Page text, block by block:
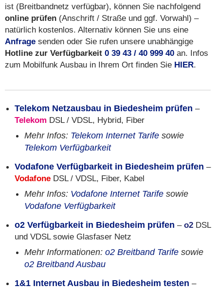
ist (Breitbandnetz verfügbar), können Sie nachfolgend
online prüfen (Anschrift / Straße und ggf. Vorwahl) –
natürlich kostenlos. Alternativ können Sie uns eine
Anfrage senden oder Sie rufen unsere unabhängige
Hotline zur Verfügbarkeit 0 39 43 / 40 999 40 an. Infos
zum Mobilfunk Ausbau in Ihrem Ort finden Sie HIER.
Telekom Netzausbau in Biedesheim prüfen –
Telekom DSL / VDSL, Hybrid, Fiber
Mehr Infos: Telekom Internet Tarife sowie
Telekom Verfügbarkeit
Vodafone Verfügbarkeit in Biedesheim prüfen –
Vodafone DSL / VDSL, Fiber, Kabel
Mehr Infos: Vodafone Internet Tarife sowie
Vodafone Verfügbarkeit
o2 Verfügbarkeit in Biedesheim prüfen – o2 DSL
und VDSL sowie Glasfaser Netz
Mehr Informationen: o2 Breitband Tarife sowie
o2 Breitband Ausbau
1&1 Internet Ausbau in Biedesheim testen –